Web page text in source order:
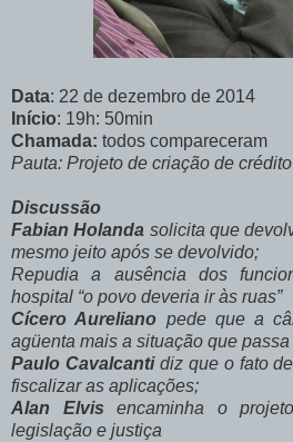
Data: 22 de dezembro de 2014
Início: 19h: 50min
Chamada: todos compareceram
Pauta: Projeto de criação de
Discussão
Fabian Holanda solicita que
mesmo jeito após se devolvido;
Repudia a ausência dos
hospital “o povo deveria ir às ruas”
Cícero Aureliano pede que a
agüenta mais a situação que
Paulo Cavalcantidiz que o fato
fiscalizar as aplicações;
Alan Elvis encaminha o
legislação e justiça